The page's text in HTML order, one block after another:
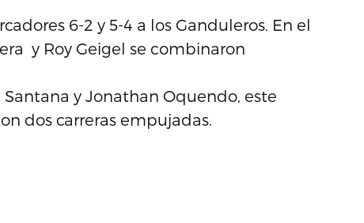
6-2 y 5-4 a los Ganduleros. En el
y Roy Geigel se combinaron
y Jonathan Oquendo, este
dos carreras empujadas.